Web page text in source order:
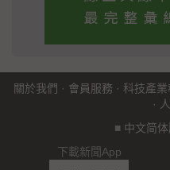
關於我們 · 會員服務 · 科技產業
·
■ 中文简体
下載新聞App